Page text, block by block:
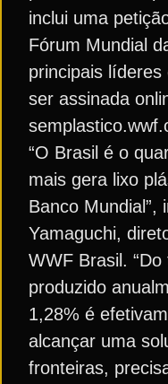
inclui uma
Fórum Mundial
principais líderes
ser assinada
“O Brasil é o
mais gera lixo
Banco Mundial”,
Yamaguchi,
WWF Brasil.
produzido
1,28% é
alcançar uma
fronteiras,